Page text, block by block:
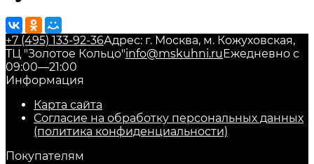
+7 (495) 133-92-36Адрес: г. Москва, м. Кожуховская,
ТЦ "Золотое Кольцо"info@mskuhni.ru Ежедневно с
09:00—21:00
Информация
Карта сайта
Согласие на обработку персональных данных
(политика конфиденциальности)
Покупателям